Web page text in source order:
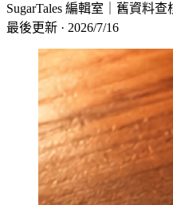
SugarTales 編輯室｜舊資料查
最後更新 · 2026/7/16